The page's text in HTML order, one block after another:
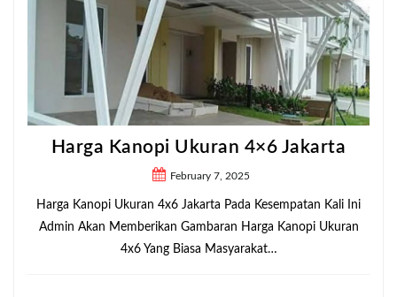
Harga Kanopi Ukuran 4×6 Jakarta
February 7, 2025
Harga Kanopi Ukuran 4x6 Jakarta Pada Kesempatan Kali Ini
Admin Akan Memberikan Gambaran Harga Kanopi Ukuran
4x6 Yang Biasa Masyarakat…